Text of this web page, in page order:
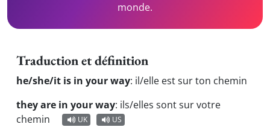
monde.
Traduction et définition
he/she/it is in your way: il/elle est sur ton chemin
they are in your way: ils/elles sont sur votre
chemin
UK US